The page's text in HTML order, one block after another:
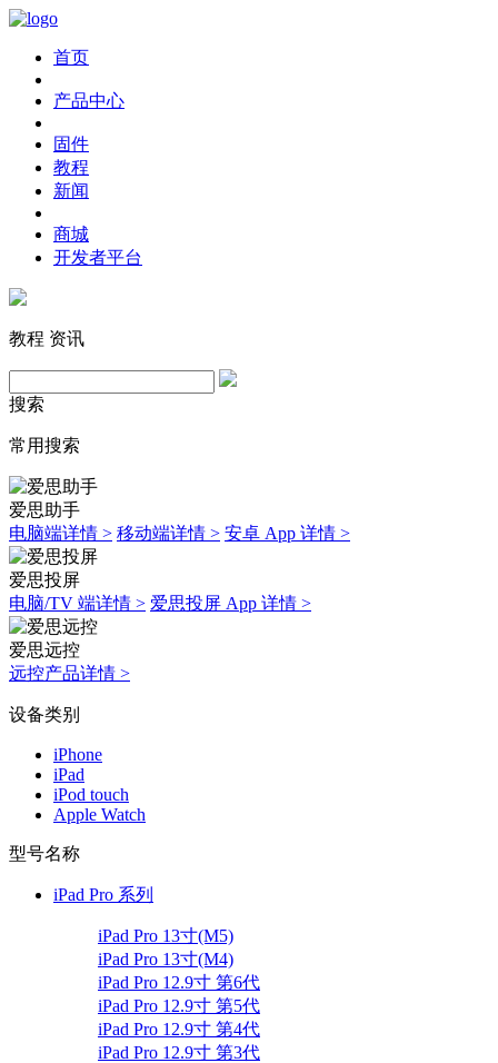
首页
产品中心
固件
教程
新闻
商城
开发者平台
教程 资讯
搜索
常用搜索
爱思助手
电脑端详情 > 移动端详情 > 安卓 App 详情 >
爱思投屏
电脑/TV 端详情 > 爱思投屏 App 详情 >
爱思远控
远控产品详情 >
设备类别
iPhone
iPad
iPod touch
Apple Watch
型号名称
iPad Pro 系列
iPad Pro 13寸(M5)
iPad Pro 13寸(M4)
iPad Pro 12.9寸 第6代
iPad Pro 12.9寸 第5代
iPad Pro 12.9寸 第4代
iPad Pro 12.9寸 第3代